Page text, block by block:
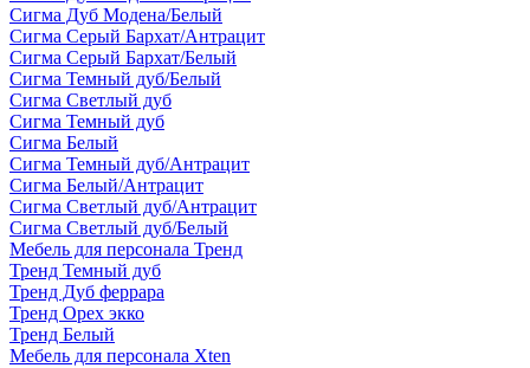
Сигма Дуб Модена/Белый
Сигма Серый Бархат/Антрацит
Сигма Серый Бархат/Белый
Сигма Темный дуб/Белый
Сигма Светлый дуб
Сигма Темный дуб
Сигма Белый
Сигма Темный дуб/Антрацит
Сигма Белый/Антрацит
Сигма Светлый дуб/Антрацит
Сигма Светлый дуб/Белый
Мебель для персонала Тренд
Тренд Темный дуб
Тренд Дуб феррара
Тренд Орех экко
Тренд Белый
Мебель для персонала Xten